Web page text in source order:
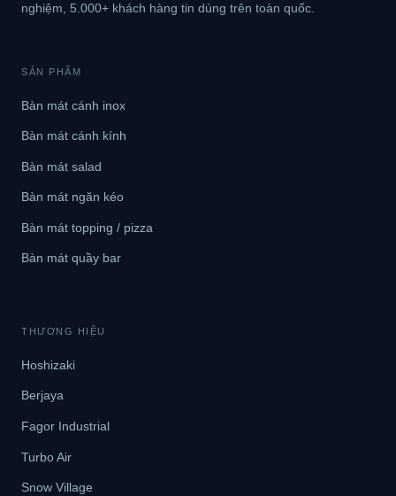
nghiệm, 5.000+ khách hàng tin dùng trên toàn quốc.
SẢN PHẨM
Bàn mát cánh inox
Bàn mát cánh kính
Bàn mát salad
Bàn mát ngăn kéo
Bàn mát topping / pizza
Bàn mát quầy bar
THƯƠNG HIỆU
Hoshizaki
Berjaya
Fagor Industrial
Turbo Air
Snow Village